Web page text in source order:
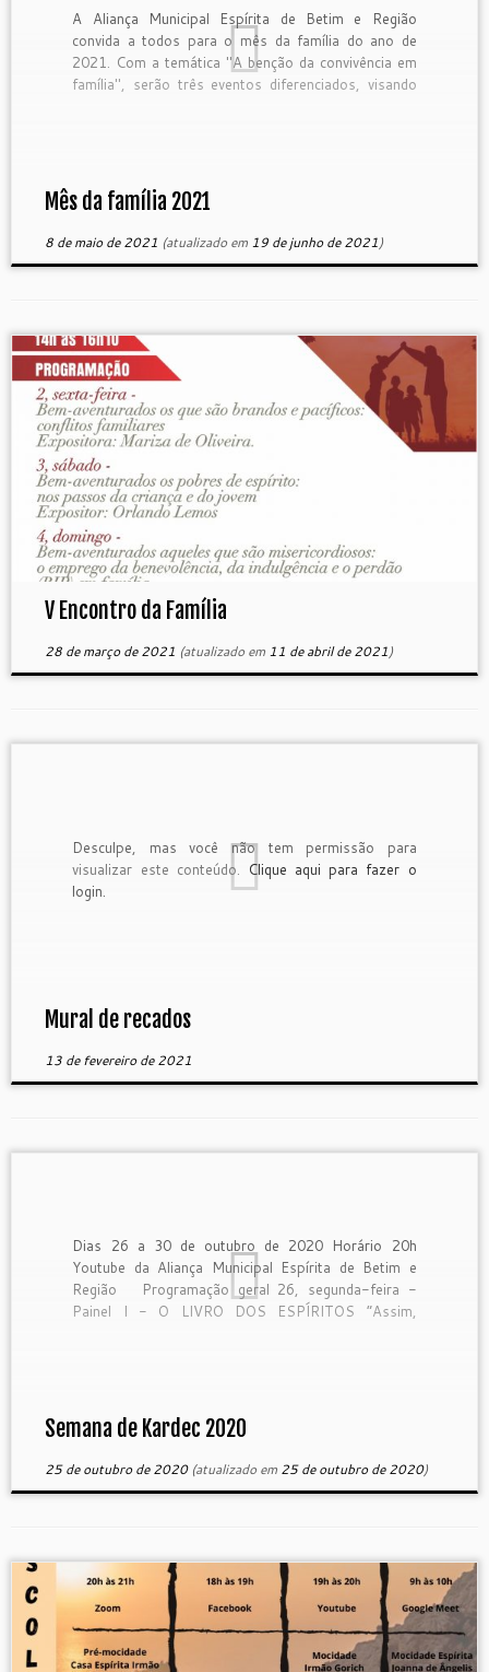
A Aliança Municipal Espírita de Betim e Região
convida a todos para o mês da família do ano de
2021. Com a temática "A benção da convivência em
família", serão três eventos diferenciados, visando
Mês da família 2021
8 de maio de 2021 (atualizado em 19 de junho de 2021)
V Encontro da Família
28 de março de 2021 (atualizado em 11 de abril de 2021)
Desculpe, mas você não tem permissão para
visualizar este conteúdo.
Clique aqui para fazer o
login.
Mural de recados
13 de fevereiro de 2021
Dias 26 a 30 de outubro de 2020 Horário 20h
Youtube da Aliança Municipal Espírita de Betim e
Região Programação geral 26, segunda-feira -
Painel I - O LIVRO DOS ESPÍRITOS “Assim,
Semana de Kardec 2020
25 de outubro de 2020(atualizado em 25 de outubro de 2020)